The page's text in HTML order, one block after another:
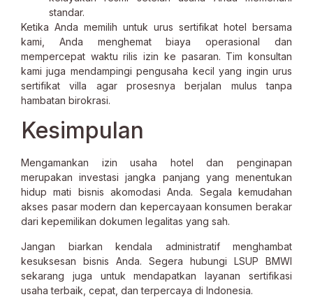
standar.
Ketika Anda memilih untuk urus sertifikat hotel bersama
kami, Anda menghemat biaya operasional dan
mempercepat waktu rilis izin ke pasaran. Tim konsultan
kami juga mendampingi pengusaha kecil yang ingin urus
sertifikat villa agar prosesnya berjalan mulus tanpa
hambatan birokrasi.
Kesimpulan
Mengamankan izin usaha hotel dan penginapan
merupakan investasi jangka panjang yang menentukan
hidup mati bisnis akomodasi Anda. Segala kemudahan
akses pasar modern dan kepercayaan konsumen berakar
dari kepemilikan dokumen legalitas yang sah.
Jangan biarkan kendala administratif menghambat
kesuksesan bisnis Anda. Segera hubungi LSUP BMWI
sekarang juga untuk mendapatkan layanan sertifikasi
usaha terbaik, cepat, dan terpercaya di Indonesia.